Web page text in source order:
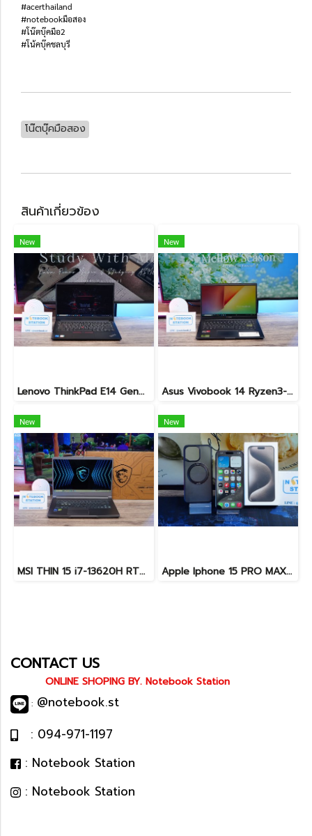
#acerthailand
#notebookมือสอง
#โน๊ตบุ๊คมือ2
#โน้คบุ๊คชลบุรี
โน๊ตบุ๊คมือสอง
สินค้าเกี่ยวข้อง
New
Lenovo ThinkPad E14 Gen4 i5-1235U Ram40 SSD1TB จอ14นิ้ว FHD สเปคดีทำงานเก่ง ดีไซน์เล็กกะทักรัด พกพาใช้งานได้สะดวก เครื่องพร้อมใช้งานเพียง 22,990.-
New
Asus Vivobook 14 Ryzen3-3250U Ram4 SSD512 จอ14นิ้ว FHD สเปคทำงานทั่วไป ดีไซน์สวยทำจากวัสดุดี น้ำหนักเบา ราคาเพียง 5,990.-
New
MSI THIN 15 i7-13620H RTX-2050(4GB) Ram8 SSD512 จอ15.6 FHD 144Hz สเปคเกมมิ่ง คีย์บอร์ดไฟสีฟ้า ดีไซน์เรียบหรู น้ำหนักเบาไม่ถึง2kg เครื่องมีประกันศูนย์พร้อมใช้งานในราคาสุดคุ้มเพียง 18,500.-เท่านั้น
New
Apple Iphone 15 PRO MAX NATURAL TITANIUM 256GB สุขภาพแบต 87% อุปกรณ์ครบกล่อง ขายเพียง 11,990.-
CONTACT US
ONLINE SHOPING BY. Notebook Station
: @notebook.st
: 094-971-1197
: Notebook Station
: Notebook Station